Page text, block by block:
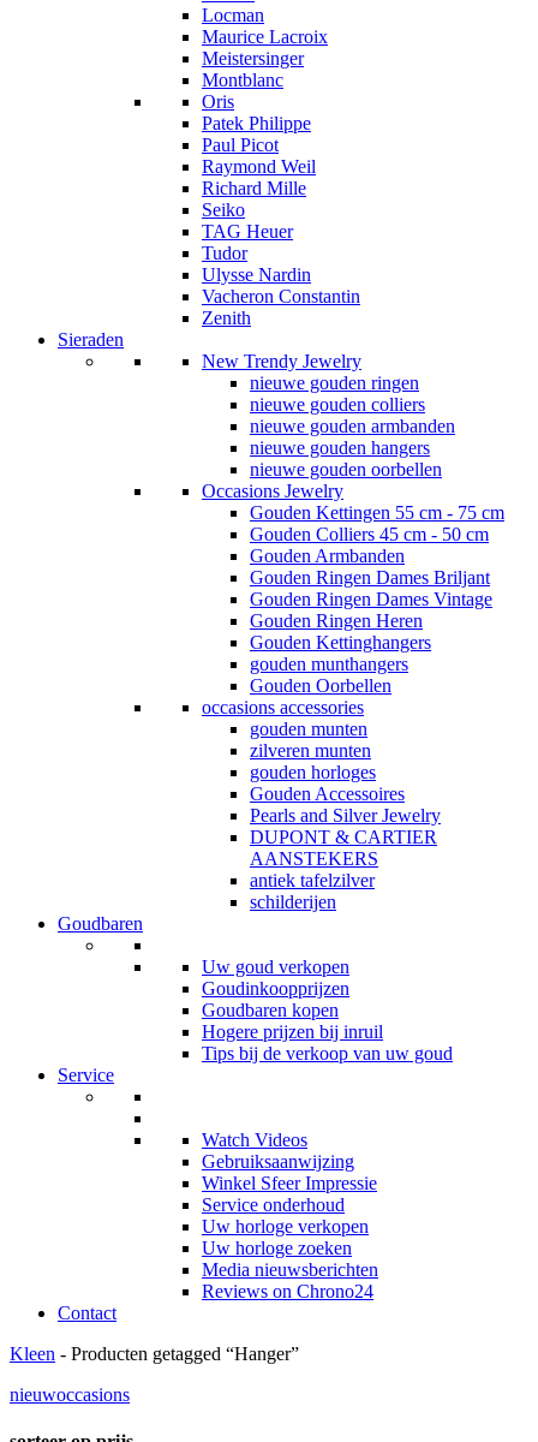
Locman
Maurice Lacroix
Meistersinger
Montblanc
Oris
Patek Philippe
Paul Picot
Raymond Weil
Richard Mille
Seiko
TAG Heuer
Tudor
Ulysse Nardin
Vacheron Constantin
Zenith
Sieraden
New Trendy Jewelry
nieuwe gouden ringen
nieuwe gouden colliers
nieuwe gouden armbanden
nieuwe gouden hangers
nieuwe gouden oorbellen
Occasions Jewelry
Gouden Kettingen 55 cm - 75 cm
Gouden Colliers 45 cm - 50 cm
Gouden Armbanden
Gouden Ringen Dames Briljant
Gouden Ringen Dames Vintage
Gouden Ringen Heren
Gouden Kettinghangers
gouden munthangers
Gouden Oorbellen
occasions accessories
gouden munten
zilveren munten
gouden horloges
Gouden Accessoires
Pearls and Silver Jewelry
DUPONT & CARTIER
AANSTEKERS
antiek tafelzilver
schilderijen
Goudbaren
Uw goud verkopen
Goudinkoopprijzen
Goudbaren kopen
Hogere prijzen bij inruil
Tips bij de verkoop van uw goud
Service
Watch Videos
Gebruiksaanwijzing
Winkel Sfeer Impressie
Service onderhoud
Uw horloge verkopen
Uw horloge zoeken
Media nieuwsberichten
Reviews on Chrono24
Contact
Kleen - Producten getagged “Hanger”
nieuwoccasions